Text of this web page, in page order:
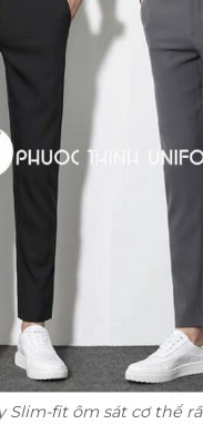
Slim-fit ôm sát cơ thể